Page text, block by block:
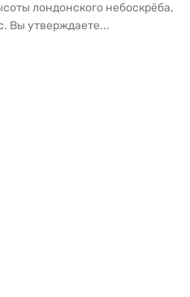
лондонского небоскрёба,
Вы утверждаете...